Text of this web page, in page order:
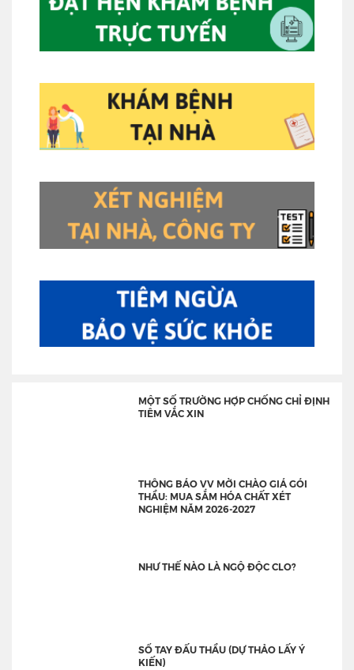
MỘT SỐ TRƯỜNG HỢP CHỐNG CHỈ ĐỊNH
TIÊM VẮC XIN
THÔNG BÁO VV MỜI CHÀO GIÁ GÓI
THẦU: MUA SẮM HÓA CHẤT XÉT
NGHIỆM NĂM 2026-2027
NHƯ THẾ NÀO LÀ NGỘ ĐỘC CLO?
SỔ TAY ĐẤU THẦU (DỰ THẢO LẤY Ý
KIẾN)